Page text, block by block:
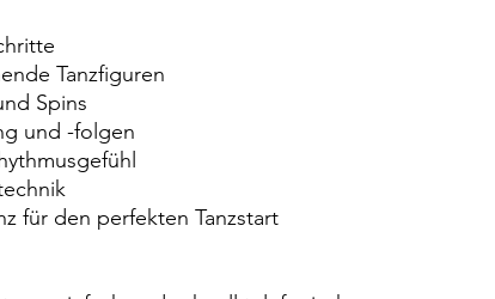
Tanzfiguren
Spins
und -folgen
für den perfekten Tanzstart